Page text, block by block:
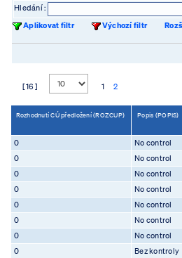
Hledání :
Aplikovat filtr
Výchozí filtr
[ 16 ] 1 2
Rozhodnutí CÚ předložení (ROZCUP) Popis (POPIS)
0 No control
0
No control
0
No control
0
No control
0
No control
0
No control
0
No control
0
Bez kontroly